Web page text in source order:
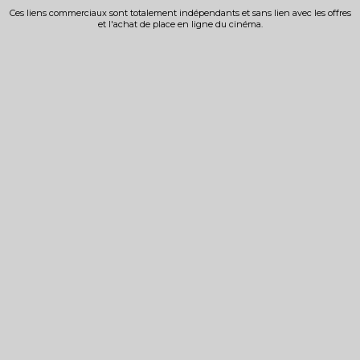
Ces liens commerciaux sont totalement indépendants et sans lien avec les offres
et l'achat de place en ligne du cinéma.